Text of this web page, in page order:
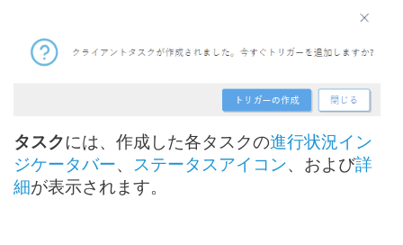
タスクには、作成した各タスクの進行状況イン
ジケータバー、 ステータスアイコン、および詳
細が表示されます。